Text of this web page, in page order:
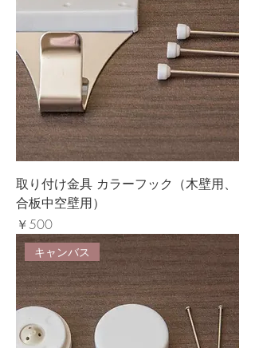
取り付け金具 カラーフック（木壁用、
合板中空壁用）
価格
￥500
キャンバス